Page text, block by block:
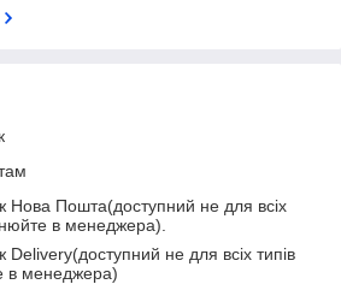
Нова Пошта(доступний не для всіх
в менеджера).
Delivery(доступний не для всіх типів
в менеджера)